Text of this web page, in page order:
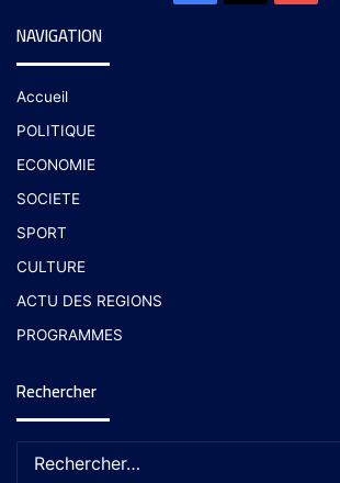
NAVIGATION
Accueil
POLITIQUE
ECONOMIE
SOCIETE
SPORT
CULTURE
ACTU DES REGIONS
PROGRAMMES
Rechercher